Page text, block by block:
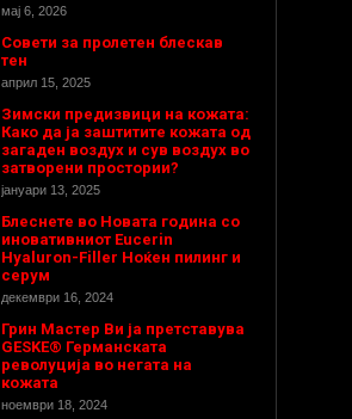
мај 6, 2026
Совети за пролетен блескав
тен
април 15, 2025
Зимски предизвици на кожата:
Како да ја заштитите кожата од
загаден воздух и сув воздух во
затворени простории?
јануари 13, 2025
Блеснете во Новата година со
иновативниот Eucerin
Hyaluron-Filler Ноќен пилинг и
серум
декември 16, 2024
Грин Мастер Ви ја претставува
GESKE® Германската
револуција во негата на
кожата
ноември 18, 2024